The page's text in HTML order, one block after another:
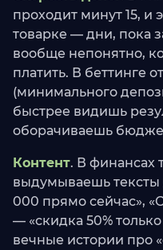
проходит минут 15, и
товарке — дни, пока
вообще непонятно,
платить. В беттинге
(минимального
быстрее видишь
оборачиваешь
Контент. В финансах
выдумываешь
000 прямо сейчас»,
— «скидка 50%
вечные истории про